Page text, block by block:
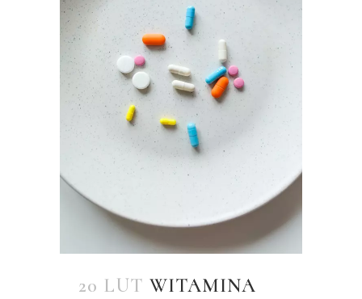
20 LUT WITAMINA